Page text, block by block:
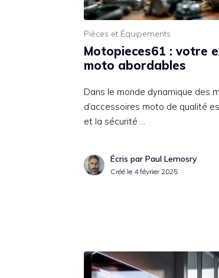
Pièces et Équipements
Motopieces61 : votre
moto abordables
Dans le monde dynamique des
d’accessoires moto de qualité
et la sécurité …
Écris par Paul Lemosry
Créé le 4 février 2025